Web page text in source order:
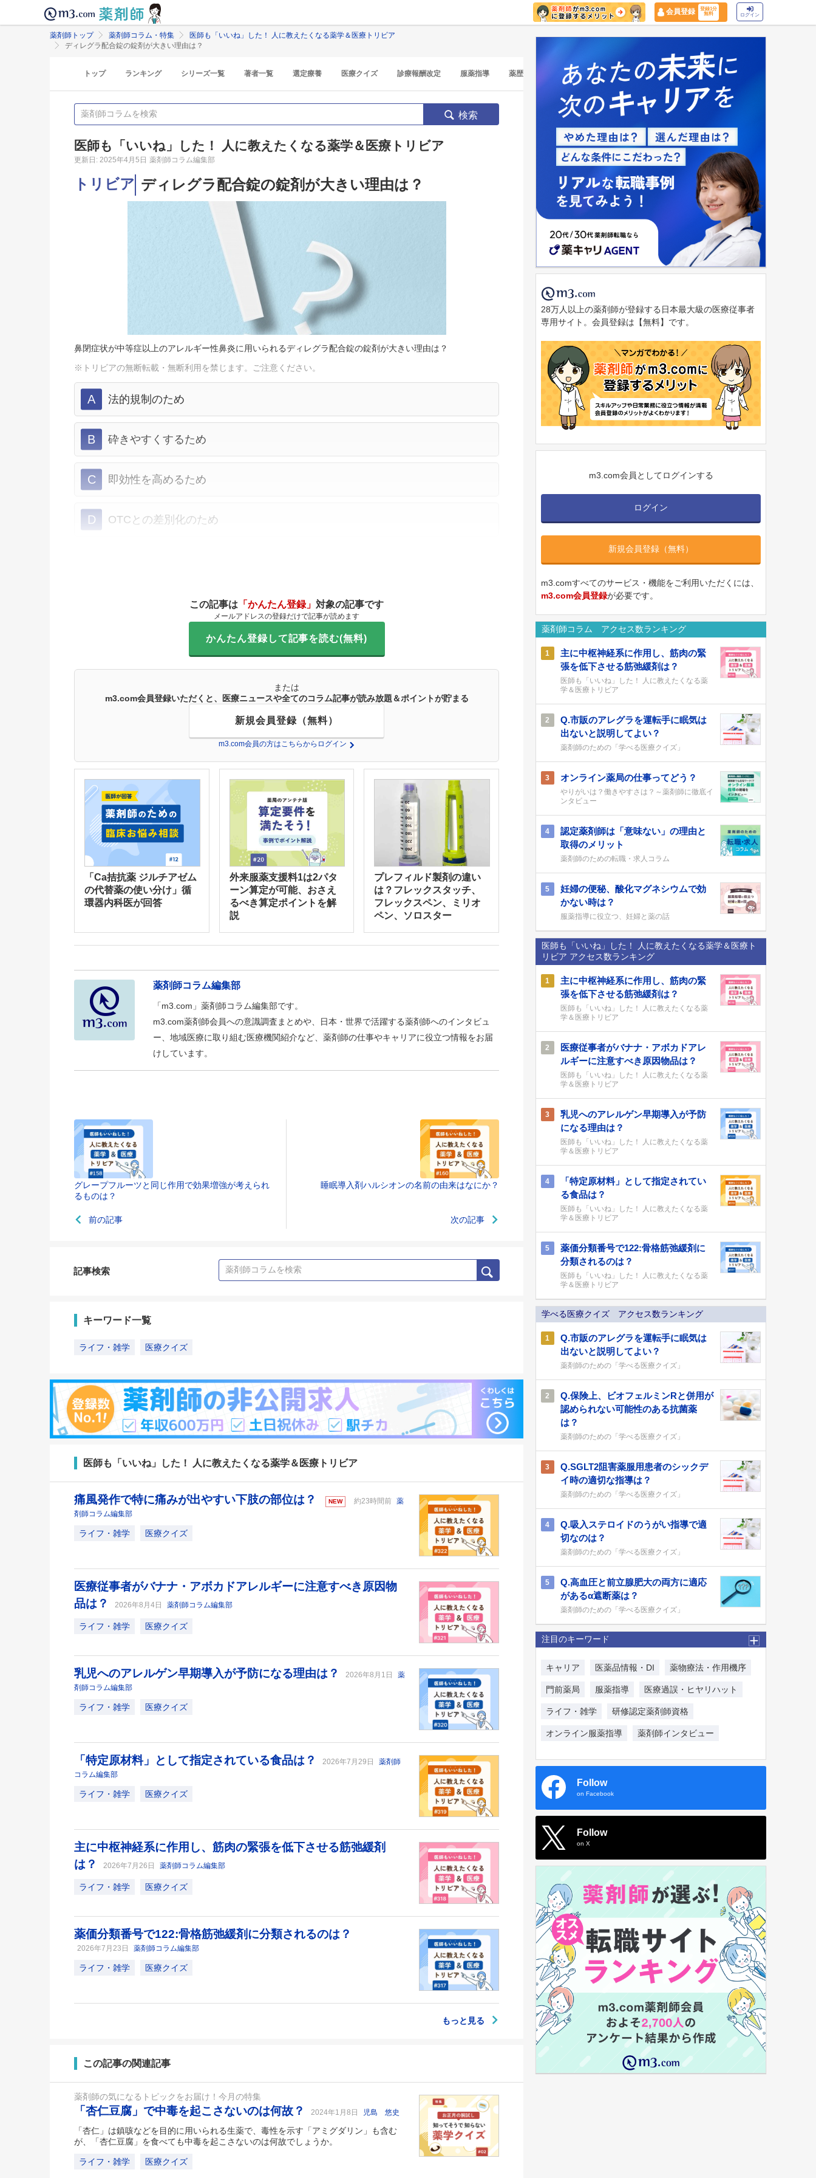
会員登録
登録1分
無料
ログイン
薬剤師トップ 薬剤師コラム・特集
医師も「いいね」した！ 人に教えたくなる薬学＆医療トリビア
ディレグラ配合錠の錠剤が大きい理由は？
トップ ランキング シリーズ一覧 著者一覧 選定療養 医療クイズ 診療報酬改定 服薬指導 薬歴 マイナ保険証
検索
医師も「いいね」した！ 人に教えたくなる薬学＆医療トリビア
更新日: 2025年4月5日 薬剤師コラム編集部
トリビア ディレグラ配合錠の錠剤が大きい理由は？
鼻閉症状が中等症以上のアレルギー性鼻炎に用いられるディレグラ配合錠の錠剤が大きい理由は？
※トリビアの無断転載・無断利用を禁じます。ご注意ください。
A 法的規制のため
B 砕きやすくするため
C 即効性を高めるため
D OTCとの差別化のため
この記事は 「かんたん登録」 対象の記事です
メールアドレスの登録だけで記事が読めます
かんたん登録して記事を読む(無料)
または
m3.com会員登録いただくと、医療ニュースや全てのコラム記事が読み放題＆ポイントが貯まる
新規会員登録（無料）
m3.com会員の方はこちらからログイン
「Ca拮抗薬 ジルチアゼム
の代替薬の使い分け」循
環器内科医が回答
外来服薬支援料1は2パタ
ーン算定が可能、おさえ
るべき算定ポイントを解
説
プレフィルド製剤の違い
は？フレックスタッチ、
フレックスペン、ミリオ
ペン、ソロスター
薬剤師コラム編集部
「m3.com」薬剤師コラム編集部です。
m3.com薬剤師会員への意識調査まとめや、日本・世界で活躍する薬剤師へのインタビュ
ー、地域医療に取り組む医療機関紹介など、薬剤師の仕事やキャリアに役立つ情報をお届
けしています。
グレープフルーツと同じ作用で効果増強が考えられ
るものは？
前の記事
睡眠導入剤ハルシオンの名前の由来はなにか？
次の記事
記事検索
キーワード一覧
ライフ・雑学 医療クイズ
医師も「いいね」した！ 人に教えたくなる薬学＆医療トリビア
痛風発作で特に痛みが出やすい下肢の部位は？ NEW 約23時間前 薬
剤師コラム編集部
ライフ・雑学 医療クイズ
医療従事者がバナナ・アボカドアレルギーに注意すべき原因物
品は？
2026年8月4日 薬剤師コラム編集部
ライフ・雑学 医療クイズ
乳児へのアレルゲン早期導入が予防になる理由は？ 2026年8月1日
薬
剤師コラム編集部
ライフ・雑学 医療クイズ
「特定原材料」として指定されている食品は？ 2026年7月29日
薬剤師
コラム編集部
ライフ・雑学 医療クイズ
主に中枢神経系に作用し、筋肉の緊張を低下させる筋弛緩剤
は？
2026年7月26日 薬剤師コラム編集部
ライフ・雑学 医療クイズ
薬価分類番号で122:骨格筋弛緩剤に分類されるのは？
2026年7月23日 薬剤師コラム編集部
ライフ・雑学 医療クイズ
もっと見る
この記事の関連記事
薬剤師の気になるトピックをお届け！今月の特集
「杏仁豆腐」で中毒を起こさないのは何故？ 2024年1月8日 児島 悠史
「杏仁」は鎮咳などを目的に用いられる生薬で、毒性を示す「アミグダリン」も含む
が、「杏仁豆腐」を食べても中毒を起こさないのは何故でしょうか。
ライフ・雑学 医療クイズ
28万人以上の薬剤師が登録する日本最大級の医療従事者
専用サイト。会員登録は【無料】です。
m3.com会員としてログインする
ログイン
新規会員登録（無料）
m3.comすべてのサービス・機能をご利用いただくには、
m3.com会員登録が必要です。
薬剤師コラム アクセス数ランキング
1
主に中枢神経系に作用し、筋肉の緊
張を低下させる筋弛緩剤は？
医師も「いいね」した！ 人に教えたくなる薬
学＆医療トリビア
2
Q.市販のアレグラを運転手に眠気は
出ないと説明してよい？
薬剤師のための「学べる医療クイズ」
3 オンライン薬局の仕事ってどう？
やりがいは？働きやすさは？～薬剤師に徹底イ
ンタビュー
4
認定薬剤師は「意味ない」の理由と
取得のメリット
薬剤師のための転職・求人コラム
5
妊婦の便秘、酸化マグネシウムで効
かない時は？
服薬指導に役立つ、妊婦と薬の話
医師も「いいね」した！ 人に教えたくなる薬学＆医療ト
リビア アクセス数ランキング
1
主に中枢神経系に作用し、筋肉の緊
張を低下させる筋弛緩剤は？
医師も「いいね」した！ 人に教えたくなる薬
学＆医療トリビア
2
医療従事者がバナナ・アボカドアレ
ルギーに注意すべき原因物品は？
医師も「いいね」した！ 人に教えたくなる薬
学＆医療トリビア
3
乳児へのアレルゲン早期導入が予防
になる理由は？
医師も「いいね」した！ 人に教えたくなる薬
学＆医療トリビア
4
「特定原材料」として指定されてい
る食品は？
医師も「いいね」した！ 人に教えたくなる薬
学＆医療トリビア
5
薬価分類番号で122:骨格筋弛緩剤に
分類されるのは？
医師も「いいね」した！ 人に教えたくなる薬
学＆医療トリビア
学べる医療クイズ アクセス数ランキング
1
Q.市販のアレグラを運転手に眠気は
出ないと説明してよい？
薬剤師のための「学べる医療クイズ」
2
Q.保険上、ビオフェルミンRと併用が
認められない可能性のある抗菌薬
は？
薬剤師のための「学べる医療クイズ」
3
Q.SGLT2阻害薬服用患者のシックデ
イ時の適切な指導は？
薬剤師のための「学べる医療クイズ」
4
Q.吸入ステロイドのうがい指導で適
切なのは？
薬剤師のための「学べる医療クイズ」
5
Q.高血圧と前立腺肥大の両方に適応
があるα遮断薬は？
薬剤師のための「学べる医療クイズ」
注目のキーワード
キャリア 医薬品情報・DI 薬物療法・作用機序
門前薬局 服薬指導 医療過誤・ヒヤリハット
ライフ・雑学 研修認定薬剤師資格
オンライン服薬指導 薬剤師インタビュー
Follow
on Facebook
Follow
on X